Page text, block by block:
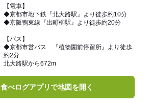
【電車】
◆京都市地下鉄『北大路駅』より徒歩約10分
◆京阪鴨東線『出町柳駅』より徒歩約20分
【バス】
◆京都市営バス 『植物園前停留所』より徒歩
約2分
北大路駅から672m
食べログアプリで地図を開く